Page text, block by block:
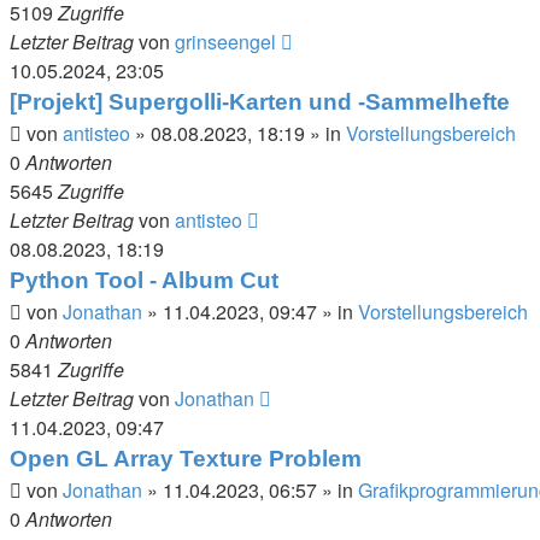
5109Zugriffe
Letzter Beitragvon grinseengel
10.05.2024, 23:05
[Projekt] Supergolli-Karten und -Sammelhefte
von antisteo » 08.08.2023, 18:19 » in Vorstellungsbereich
0Antworten
5645Zugriffe
Letzter Beitragvon antisteo
08.08.2023, 18:19
Python Tool - Album Cut
von Jonathan » 11.04.2023, 09:47 » in Vorstellungsbereich
0Antworten
5841Zugriffe
Letzter Beitragvon Jonathan
11.04.2023, 09:47
Open GL Array Texture Problem
von Jonathan » 11.04.2023, 06:57 » in
0Antworten